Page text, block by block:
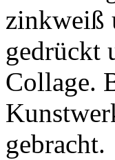
zinkweiß
gedrückt
Collage.
gebracht.